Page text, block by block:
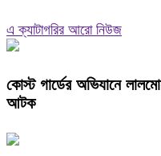
এ ক্যাটাগরির আরো নিউজ
কোস্ট গার্ডের অভিযানে
আটক